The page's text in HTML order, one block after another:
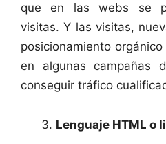
que en las webs se
visitas. Y las visitas,
posicionamiento
en algunas campañas
conseguir tráfico
Lenguaje HTML o